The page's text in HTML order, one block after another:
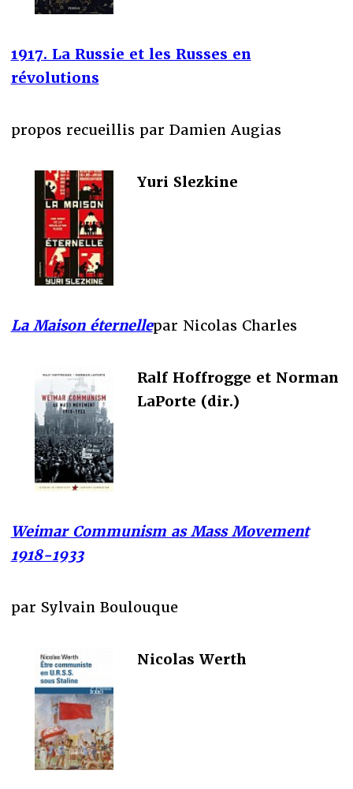
1917. La Russie et les Russes en
révolutions
propos recueillis par Damien Augias
Yuri Slezkine
La Maison éternellepar Nicolas Charles
Ralf Hoffrogge et Norman
LaPorte (dir.)
Weimar Communism as Mass Movement
1918-1933
par Sylvain Boulouque
Nicolas Werth